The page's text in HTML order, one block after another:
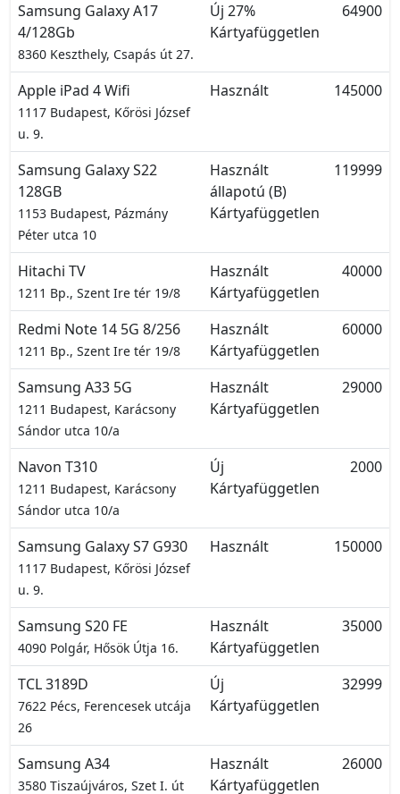
Samsung Galaxy A17
4/128Gb
8360 Keszthely, Csapás út 27.
Új 27%
Kártyafüggetlen
64900
Apple iPad 4 Wifi
1117 Budapest, Kőrösi József
u. 9.
Használt 145000
Samsung Galaxy S22
128GB
1153 Budapest, Pázmány
Péter utca 10
Használt
állapotú (B)
Kártyafüggetlen
119999
Hitachi TV
1211 Bp., Szent Ire tér 19/8
Használt
Kártyafüggetlen
40000
Redmi Note 14 5G 8/256
1211 Bp., Szent Ire tér 19/8
Használt
Kártyafüggetlen
60000
Samsung A33 5G
1211 Budapest, Karácsony
Sándor utca 10/a
Használt
Kártyafüggetlen
29000
Navon T310
1211 Budapest, Karácsony
Sándor utca 10/a
Új
Kártyafüggetlen
2000
Samsung Galaxy S7 G930
1117 Budapest, Kőrösi József
u. 9.
Használt 150000
Samsung S20 FE
4090 Polgár, Hősök Útja 16.
Használt
Kártyafüggetlen
35000
TCL 3189D
7622 Pécs, Ferencesek utcája
26
Új
Kártyafüggetlen
32999
Samsung A34
3580 Tiszaújváros, Szet I. út
Használt
Kártyafüggetlen
26000